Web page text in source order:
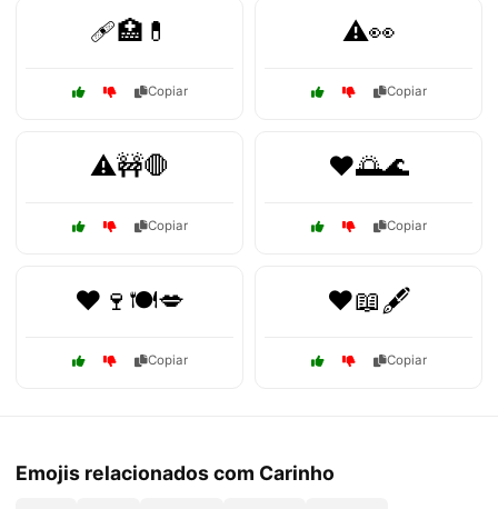
🩹🏥💊
Copiar
⚠️👀
Copiar
⚠️🚧🛑
Copiar
❤️🌅🌊
Copiar
❤️🍷🍽️💋
Copiar
❤️📖🖋️
Copiar
Emojis relacionados com Carinho